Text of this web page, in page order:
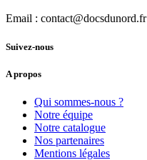
Email : contact@docsdunord.fr
Suivez-nous
A propos
Qui sommes-nous ?
Notre équipe
Notre catalogue
Nos partenaires
Mentions légales